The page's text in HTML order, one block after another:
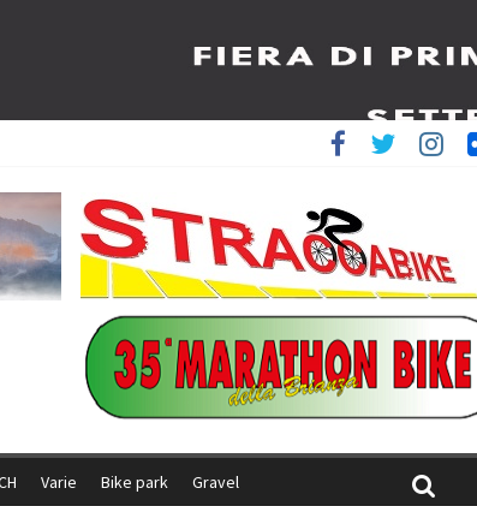
migliore tra gli italiani
storia
Varie Bike park Gravel